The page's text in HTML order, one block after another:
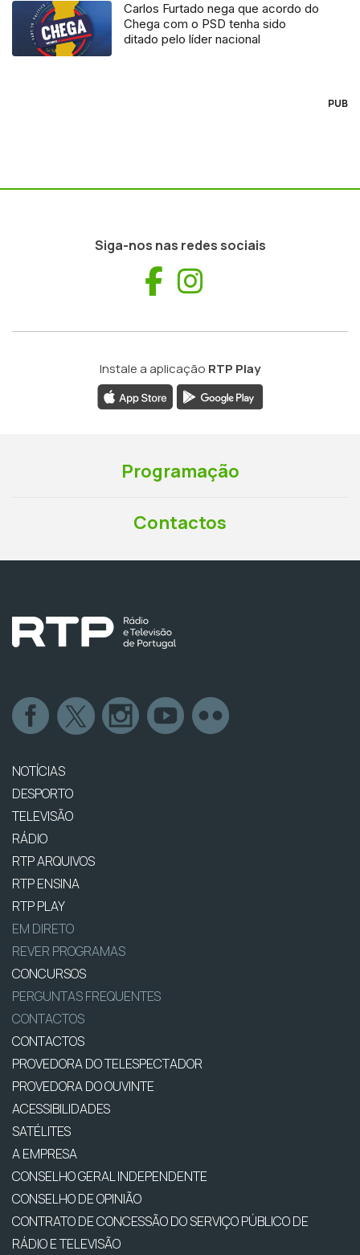
Carlos Furtado nega que acordo do
Chega com o PSD tenha sido
ditado pelo líder nacional
PUB
Siga-nos nas redes sociais
Facebook
Instale a aplicação RTP Play
Programação
Contactos
NOTÍCIAS
DESPORTO
TELEVISÃO
RÁDIO
RTP ARQUIVOS
RTP ENSINA
RTP PLAY
EM DIRETO
REVER PROGRAMAS
CONCURSOS
PERGUNTAS FREQUENTES
CONTACTOS
CONTACTOS
PROVEDORA DO TELESPECTADOR
PROVEDORA DO OUVINTE
ACESSIBILIDADES
SATÉLITES
A EMPRESA
CONSELHO GERAL INDEPENDENTE
CONSELHO DE OPINIÃO
CONTRATO DE CONCESSÃO DO SERVIÇO PÚBLICO DE
RÁDIO E TELEVISÃO